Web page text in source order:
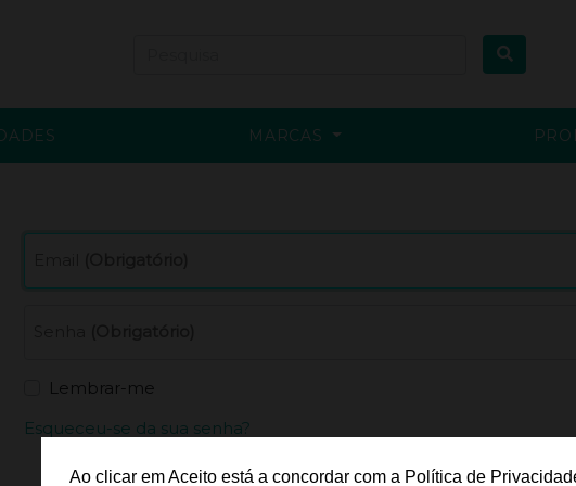
Ao clicar em Aceito está a concordar com a Política de
MARCAS
Lembrar-me
Esqueceu-se da sua senha?